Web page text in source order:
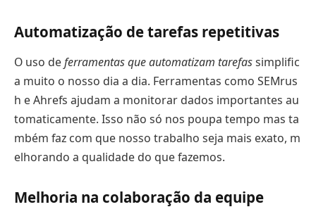
Automatização de tarefas repetitivas
O uso deferramentas que automatizam tarefassimplific
a muito o nosso dia a dia. Ferramentas como SEMrus
h e Ahrefs ajudam a monitorar dados importantes au
tomaticamente. Isso não só nos poupa tempo mas ta
mbém faz com que nosso trabalho seja mais exato, m
elhorando a qualidade do que fazemos.
Melhoria na colaboração da equipe